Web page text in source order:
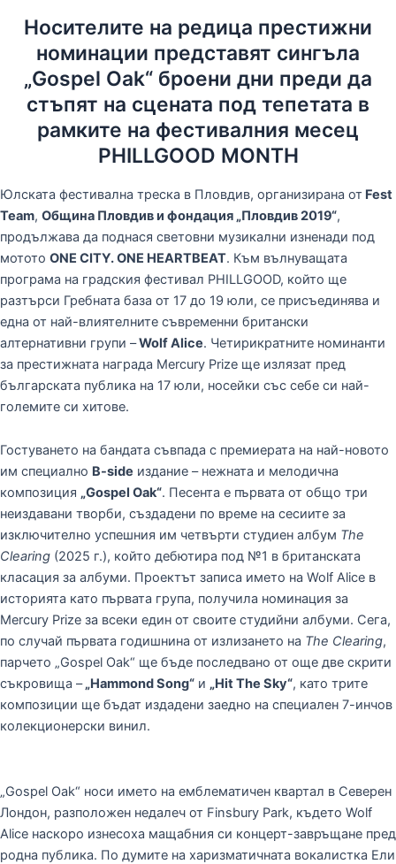
Носителите на редица престижни
номинации представят сингъла
„Gospel Oak“ броени дни преди да
стъпят на сцената под тепетата в
рамките на фестивалния месец
PHILLGOOD MONTH
Юлската фестивална треска в Пловдив, организирана от Fest
Team, Община Пловдив и фондация „Пловдив 2019“,
продължава да поднася световни музикални изненади под
мотото ONE CITY. ONE HEARTBEAT. Към вълнуващата
програма на градския фестивал PHILLGOOD, който ще
разтърси Гребната база от 17 до 19 юли, се присъединява и
една от най-влиятелните съвременни британски
алтернативни групи –Wolf Alice. Четирикратните номинанти
за престижната награда Mercury Prize ще излязат пред
българската публика на 17 юли, носейки със себе си най-
големите си хитове.
Гостуването на бандата съвпада с премиерата на най-новото
им специално B-side издание – нежната и мелодична
композиция „Gospel Oak“. Песента е първата от общо три
неиздавани творби, създадени по време на сесиите за
изключително успешния им четвърти студиен албум The
Clearing (2025 г.), който дебютира под №1 в британската
класация за албуми. Проектът записа името на Wolf Alice в
историята като първата група, получила номинация за
Mercury Prize за всеки един от своите студийни албуми. Сега,
по случай първата годишнина от излизането на The Clearing,
парчето „Gospel Oak“ ще бъде последвано от още две скрити
съкровища –„Hammond Song“ и „Hit The Sky“, като трите
композиции ще бъдат издадени заедно на специален 7-инчов
колекционерски винил.
„Gospel Oak“ носи името на емблематичен квартал в Северен
Лондон, разположен недалеч от Finsbury Park, където Wolf
Alice наскоро изнесоха мащабния си концерт-завръщане пред
родна публика. По думите на харизматичната вокалистка Ели